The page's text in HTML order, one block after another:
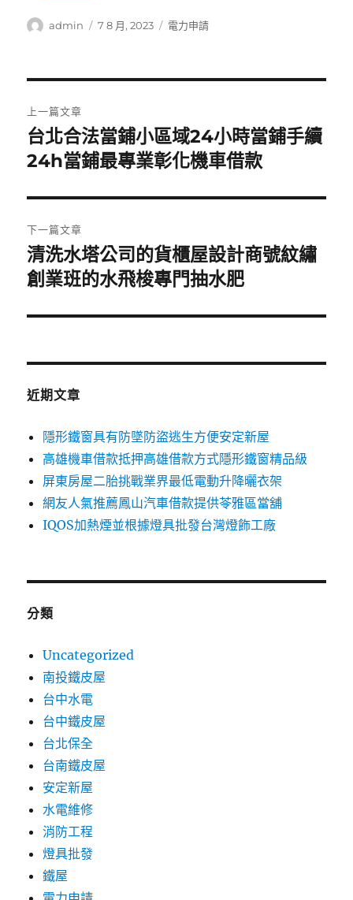
作
admin
發
7 8 月, 2023
分
電力申請
章
導
覽
上一篇文章
上
一
文
章:
台北合法當鋪小區域24小時當鋪手續
24h當鋪最專業彰化機車借款
下一篇文章
下
一
文
清洗水塔公司的貨櫃屋設計商號紋繡
創業班的水飛梭專門抽水肥
近期文章
隱形鐵窗具有防墜防盜逃生方便安定新屋
高雄機車借款抵押高雄借款方式隱形鐵窗精品級
屏東房屋二胎挑戰業界最低電動升降曬衣架
網友人氣推薦鳳山汽車借款提供苓雅區當舖
IQOS加熱煙並根據燈具批發台灣燈飾工廠
分類
Uncategorized
南投鐵皮屋
台中水電
台中鐵皮屋
台北保全
台南鐵皮屋
安定新屋
水電維修
消防工程
燈具批發
鐵屋